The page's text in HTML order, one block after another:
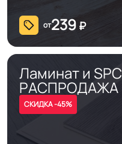
Безопасность
материала ГОСТ, ТУ,
ISO
Остаточная
деформация
от239 ₽
Ламинат и SPC
РАСПРОДАЖА
СКИДКА -45%